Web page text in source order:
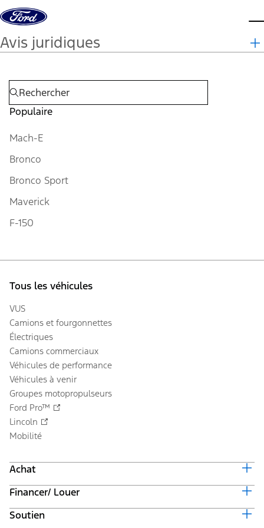
Aller au contenu
Avis juridiques
Populaire
Mach-E
Bronco
Bronco Sport
Maverick
F-150
Tous les véhicules
VUS
Camions et fourgonnettes
Électriques
Camions commerciaux
Véhicules de performance
Véhicules à venir
Groupes motopropulseurs
Ford Pro™
Lincoln
Mobilité
Achat
Équiper et obtenir un prix
Offres en cours
Suivi de commande automobile
Financer/ Louer
Valeur du véhicule d'échange
Soutien